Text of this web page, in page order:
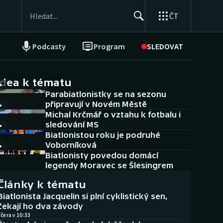
ČT
Podcasty Program SLEDOVAT
NEPŘEHLÉDNĚTE
Historické návraty
Aplikace ČT sport
AZ kvíz
k tématu
Parabiatlonistky se na sezonu
připravují v Novém Městě
Michal Krčmář o vztahu k fotbalu i
sledování MS
Biatlonistou roku je podruhé
Voborníková
Biatlonisty povedou domácí
legendy Moravec se Šlesingrem
k tématu
Jacquelin si plní cyklistický sen,
ho dva závody
v 10:33